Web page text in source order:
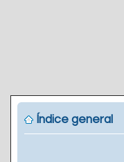
Índice general